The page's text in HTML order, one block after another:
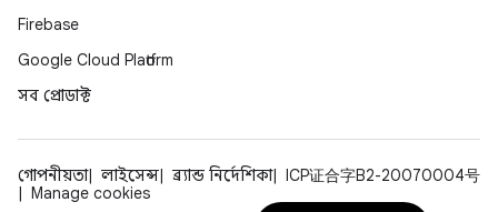
Firebase
Google Cloud Platform
সব প্রোডাক্ট
গোপনীয়তা লাইসেন্স ব্র্যান্ড নির্দেশিকা
ICP证合字B2-20070004号
Manage cookies